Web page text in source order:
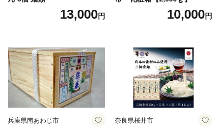
13,000円 10,000円
兵庫県南あわじ市 奈良県桜井市